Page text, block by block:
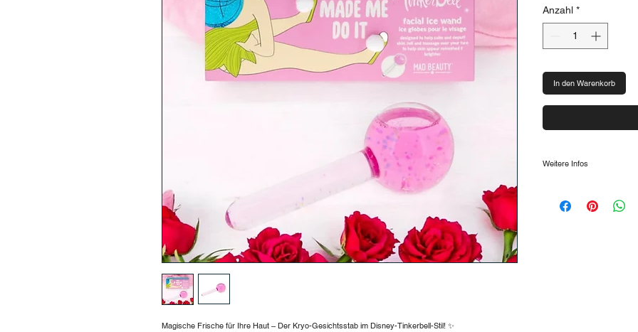
Magische Frische für Ihre Haut – Der Kryo-Gesichtsstab im Disney-Tinkerbell-Stil! ✨
Anzahl *
In den Warenkorb
Weitere Infos